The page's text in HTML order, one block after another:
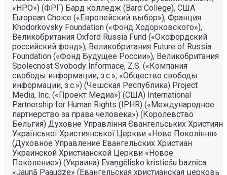
«НРО») (ФРГ) Бард колледж (Bard College), США
European Choice («Европейский выбор»), Франция
Khodorkovsky Foundation («Фонд Ходорковского»),
Великобритания Oxford Russia Fund («Оксфордский
российский фонд»), Великобритания Future of Russia
Foundation («Фонд Будущее России»), Великобритания
Spolecnost Svobody Informace, Z.S. («Компания
свободы информации, з.с.», «Общество свободы
информации, з.с.») (Чешская Республика) Project
Media, Inc. («Проект Медиа») (США) International
Partnership for Human Rights (IPHR) («Международное
партнерство за права человека») (Королевство
Бельгия) Духовне Управлiння Євангельських Християн
Української Християнської Церкви «Нове Поколiння»
(Духовное Управление Евангельских Христиан
Украинской Христианской Церкви «Новое
Поколение») (Украина) Evaņgēlisko kristiešu baznīca
«Jaunā Paaudze» (Евангельская христианская церковь